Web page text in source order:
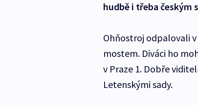
hudbě i třeba českým
Ohňostroj odpalovali
mostem. Diváci ho
v Praze 1. Dobře
Letenskými sady.